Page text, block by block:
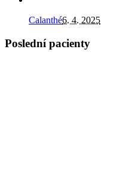
Calanthé6. 4. 2025
Poslední pacienty